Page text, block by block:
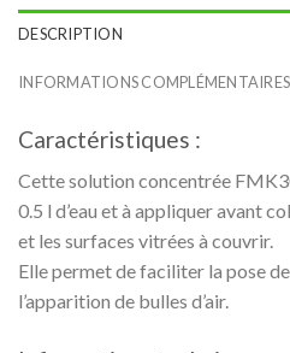
DESCRIPTION
INFORMATIONS COMPLÉMENTAIRES
Caractéristiques :
Cette solution concentrée
0.5 l d’eau et à appliquer avant
et les surfaces vitrées à couvrir.
Elle permet de faciliter la pose
l’apparition de bulles d’air.